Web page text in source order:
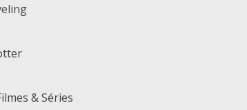
& Séries